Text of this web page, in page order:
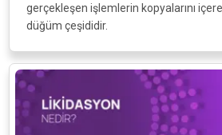
gerçekleşen işlemlerin kopyalarını
düğüm çeşididir.